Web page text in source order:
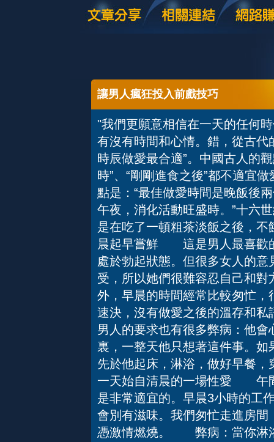
讓男人瘋狂投入前戲技巧
"我們更願意相信在一天的任何
有沒有時間和心情。錯，從古代
時辰做愛最合適”。中國古人的
時”、“剛剛進食之後”都不適宜
點是：“最佳做愛時間是晚飯後
午夜，消化活動旺盛時。”十六
是在吃了一頓粗茶淡飯之後，
晨起早嘗鮮 這是男人最喜歡
處於勃起狀態。但很多女人的
受，所以她們很難容忍自己和
外，早晨的時間經常比較匆忙
速決，沒有做愛之後的溫存和
男人的要求也有很多弊病：他
裏，一整天他只想著這件事。
先於他起床，淋浴，做好早餐
一天始自清晨的一場性愛 午
是非常適宜的。早晨3小時的工
會別有滋味。我們匆忙走進房
憑激情燃燒。 弊病：當你淋